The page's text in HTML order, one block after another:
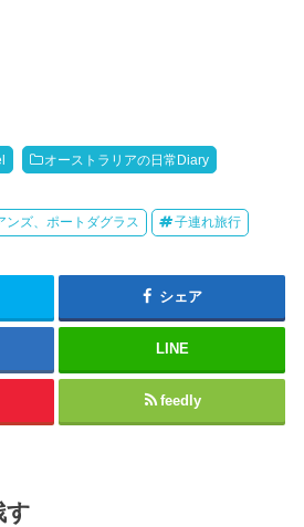
オーストラリアの日常Diary
ンズ、ポートダグラス 子連れ旅行
シェア
LINE
feedly
す